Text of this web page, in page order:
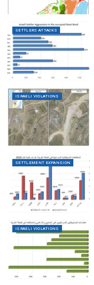
SETTLERS ATTACKS
ISRAELI VIOLATIONS
SETTLEMENT EXPANSION
ISRAELI VIOLATIONS